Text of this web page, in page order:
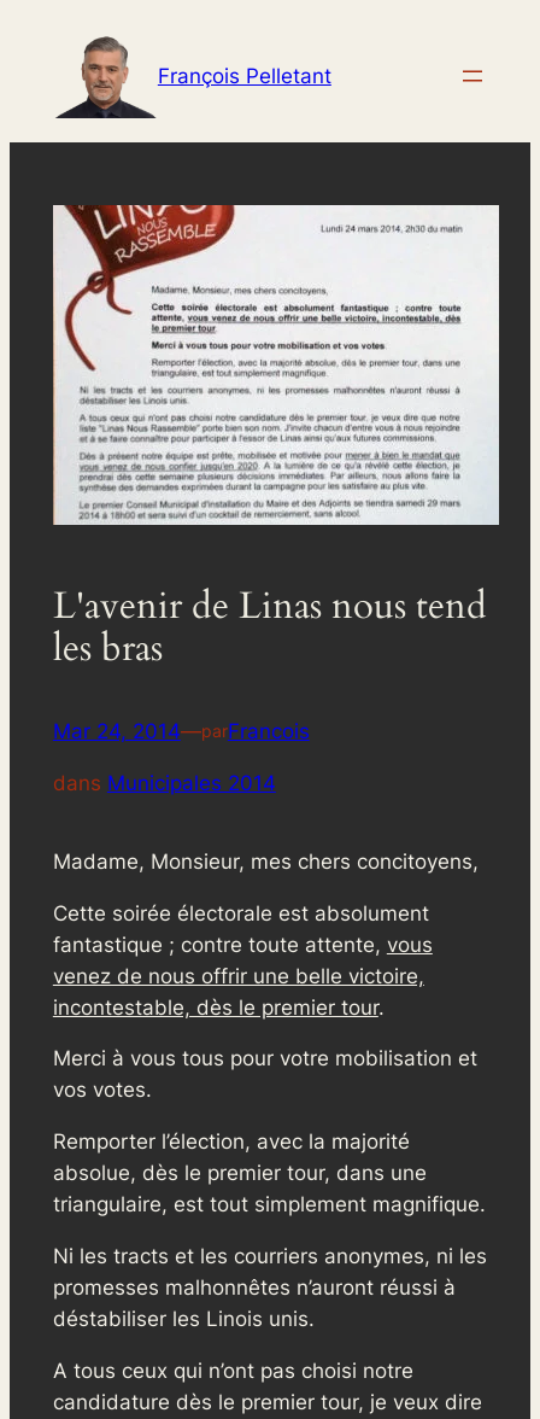
contenu
François Pelletant
L'avenir de Linas nous tend
les bras
Mar 24, 2014—parFrancois
dans Municipales 2014
Madame, Monsieur, mes chers concitoyens,
Cette soirée électorale est absolument
fantastique ; contre toute attente, vous
venez de nous offrir une belle victoire,
incontestable, dès le premier tour.
Merci à vous tous pour votre mobilisation et
vos votes.
Remporter l’élection, avec la majorité
absolue, dès le premier tour, dans une
triangulaire, est tout simplement magnifique.
Ni les tracts et les courriers anonymes, ni les
promesses malhonnêtes n’auront réussi à
déstabiliser les Linois unis.
A tous ceux qui n’ont pas choisi notre
candidature dès le premier tour, je veux dire